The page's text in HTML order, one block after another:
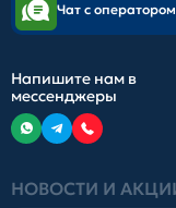
НОВОСТИ И
Чат с оператором
Напишите нам в
мессенджеры